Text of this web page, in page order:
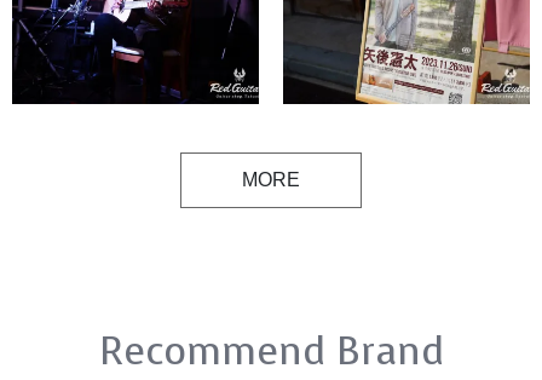
MORE
Recommend Brand